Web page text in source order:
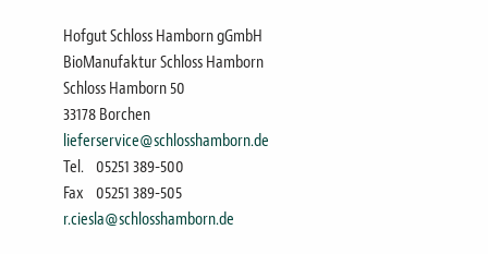
Hofgut Schloss Hamborn gGmbH
BioManufaktur Schloss Hamborn
Schloss Hamborn 50
33178 Borchen
lieferservice@schlosshamborn.de
Tel.
05251 389-500
Fax
05251 389-505
r.ciesla@schlosshamborn.de